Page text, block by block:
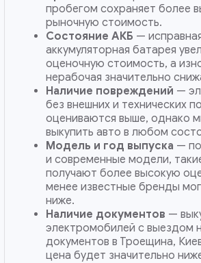
пробегом сохраняет более
рыночную стоимость.
Состояние АКБ —
аккумуляторная батарея
оценочную стоимость, а
нерабочая значительно
Наличие повреждений —
без внешних и технических
оцениваются выше, однако
выкупить авто в любом
Модель и год выпуска —
и современные модели,
получают более высокую
менее известные бренды
ниже.
Наличие документов —
электромобилей с выездом
документов в Троещина,
цена будет значительно